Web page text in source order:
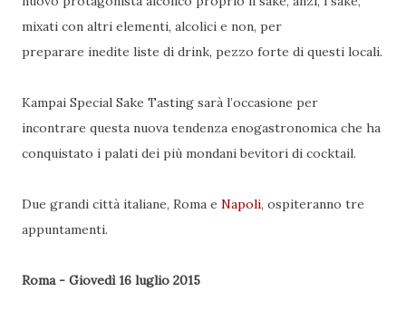
mixati con altri elementi, alcolici e non, per
preparare inedite liste di drink, pezzo forte di questi locali.
Kampai Special Sake Tasting sarà l’occasione per
incontrare questa nuova tendenza enogastronomica che ha
conquistato i palati dei più mondani bevitori di cocktail.
Due grandi città italiane, Roma e Napoli, ospiteranno tre
appuntamenti.
Roma - Giovedì 16 luglio 2015